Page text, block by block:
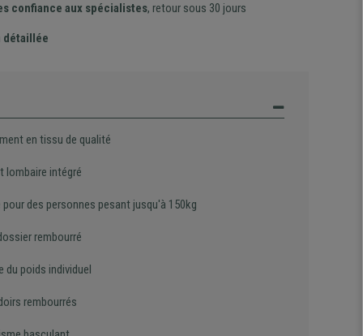
confiance aux spécialistes, retour sous 30 jours
détaillée
en tissu de qualité
lombaire intégré
des personnes pesant jusqu'à 150kg
rembourré
du poids individuel
rembourrés